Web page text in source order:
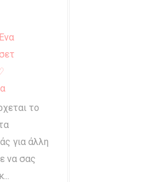
το
για άλλη
να σας